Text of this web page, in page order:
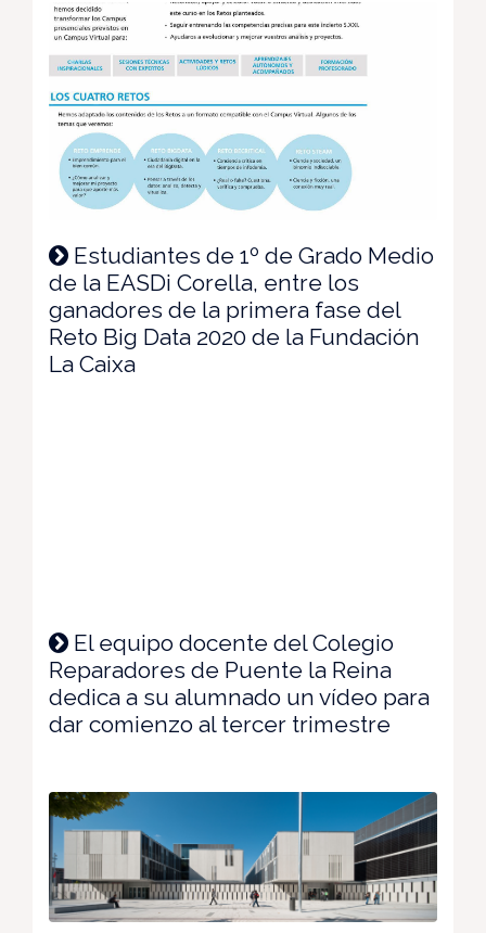
Estudiantes de 1º de Grado Medio
de la EASDi Corella, entre los
ganadores de la primera fase del
Reto Big Data 2020 de la Fundación
La Caixa
El equipo docente del Colegio
Reparadores de Puente la Reina
dedica a su alumnado un vídeo para
dar comienzo al tercer trimestre